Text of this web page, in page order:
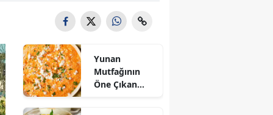
Yunan
Mutfağının
Öne Çıkan